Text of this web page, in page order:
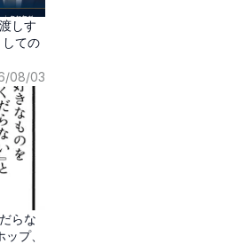
しす
ての
08/03
らな
プ、